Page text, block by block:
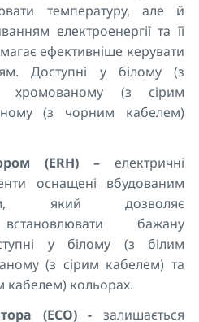
температуру, але й
електроенергії та її
ефективніше керувати
Доступні у білому (з
хромованому (з сірим
(з чорним кабелем)
(ERH) – електричні
оснащені вбудованим
який дозволяє
бажану
у білому (з білим
(з сірим кабелем) та
кольорах.
(ECO) - залишається